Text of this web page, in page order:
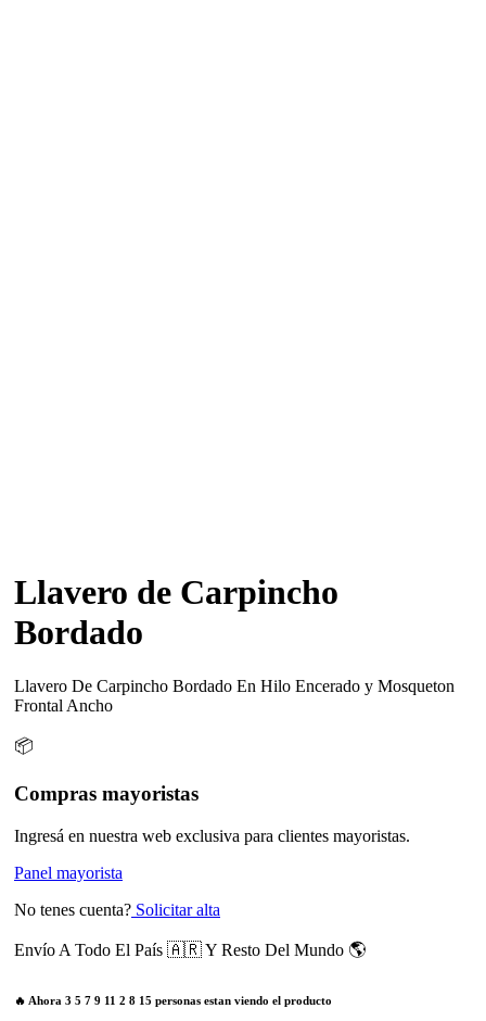
Llavero de Carpincho
Bordado
Llavero De Carpincho Bordado En Hilo Encerado y Mosqueton
Frontal Ancho
📦
Compras mayoristas
Ingresá en nuestra web exclusiva para clientes mayoristas.
Panel mayorista
No tenes cuenta? Solicitar alta
Envío A Todo El País 🇦🇷 Y Resto Del Mundo 🌎
🔥 Ahora 3 5 7 9 11 2 8 15 personas estan viendo el producto